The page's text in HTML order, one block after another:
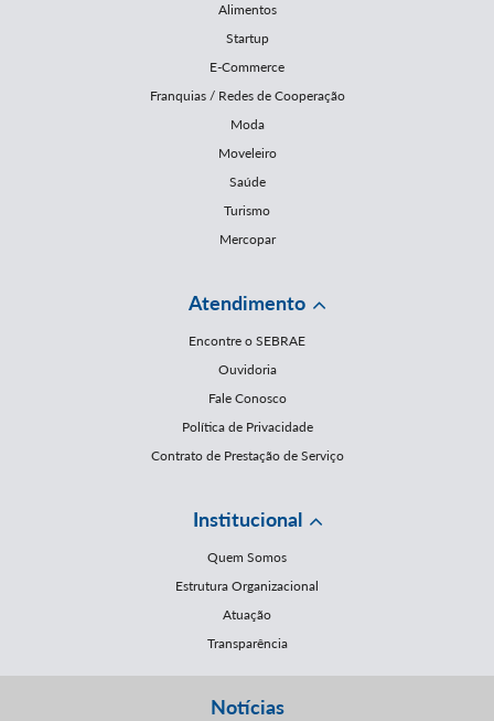
Alimentos
Startup
E-Commerce
Franquias / Redes de Cooperação
Moda
Moveleiro
Saúde
Turismo
Mercopar
Atendimento
Encontre o SEBRAE
Ouvidoria
Fale Conosco
Política de Privacidade
Contrato de Prestação de Serviço
Institucional
Quem Somos
Estrutura Organizacional
Atuação
Transparência
Notícias